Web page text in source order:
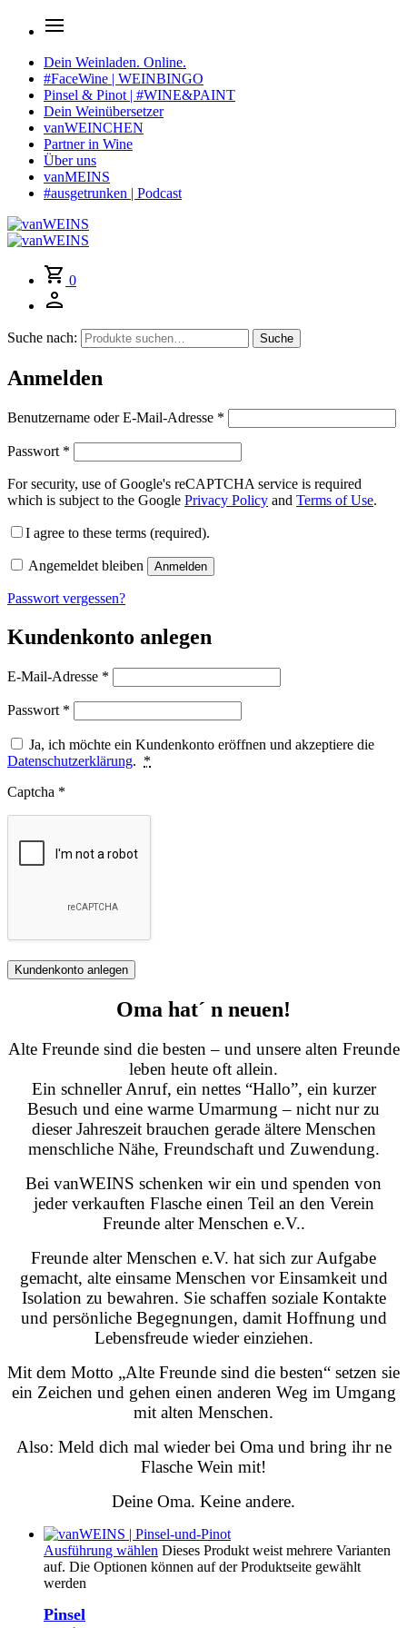
Dein Weinladen. Online.
#FaceWine | WEINBINGO
Pinsel & Pinot | #WINE&PAINT
Dein Weinübersetzer
vanWEINCHEN
Partner in Wine
Über uns
vanMEINS
#ausgetrunken | Podcast
0
Suche nach: Suche
Anmelden
Benutzername oder E-Mail-Adresse *
Passwort *
For security, use of Google's reCAPTCHA service is required
which is subject to the Google Privacy Policy and Terms of Use.
I agree to these terms (required).
Angemeldet bleiben Anmelden
Passwort vergessen?
Kundenkonto anlegen
E-Mail-Adresse *
Passwort *
Ja, ich möchte ein Kundenkonto eröffnen und akzeptiere die
Datenschutzerklärung. *
Captcha *
Kundenkonto anlegen
Oma hat´ n neuen!
Alte Freunde sind die besten – und unsere alten Freunde
leben heute oft allein.
Ein schneller Anruf, ein nettes “Hallo”, ein kurzer
Besuch und eine warme Umarmung – nicht nur zu
dieser Jahreszeit brauchen gerade ältere Menschen
menschliche Nähe, Freundschaft und Zuwendung.
Bei vanWEINS schenken wir ein und spenden von
jeder verkauften Flasche einen Teil an den Verein
Freunde alter Menschen e.V..
Freunde alter Menschen e.V. hat sich zur Aufgabe
gemacht, alte einsame Menschen vor Einsamkeit und
Isolation zu bewahren. Sie schaffen soziale Kontakte
und persönliche Begegnungen, damit Hoffnung und
Lebensfreude wieder einziehen.
Mit dem Motto „Alte Freunde sind die besten“ setzen sie
ein Zeichen und gehen einen anderen Weg im Umgang
mit alten Menschen.
Also: Meld dich mal wieder bei Oma und bring ihr ne
Flasche Wein mit!
Deine Oma. Keine andere.
Ausführung wählen Dieses Produkt weist mehrere Varianten
auf. Die Optionen können auf der Produktseite gewählt
werden
Pinsel